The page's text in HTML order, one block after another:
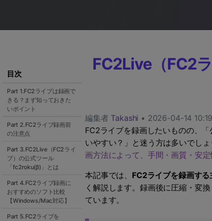
FC2Live（FC2
編集者 Takashi • 2026-04-14
FC2ライブを録画したいものの、
いやすい？」と迷う方は多いでし
画方法によって、手間・画質・安定
本記事では、 FC2ライブを録画する
く解説します。録画後に圧縮・変
ています。
目次
Part 1.FC2ライブは録画で
きる？まず知っておきた
いポイント
Part 2.FC2ライブ録画前
の注意点
Part 3.FC2Live（FC2ライ
ブ）の公式ツール
「fc2roku(β)」とは
Part 4.FC2ライブ録画に
おすすめのソフト比較
【Windows/Mac対応】
Part 5.FC2ライブを